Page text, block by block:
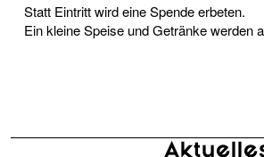
Statt Eintritt wird eine Spende erbeten.
Ein kleine Speise und Getränke werden